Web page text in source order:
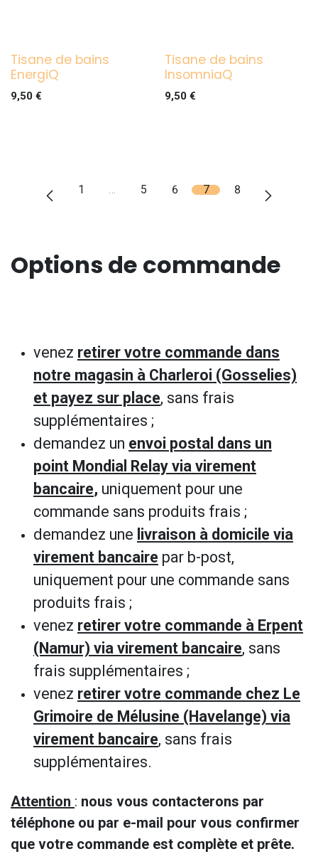
Tisane de bains
EnergiQ
9,50 €
Tisane de bains
InsomniaQ
9,50€
1 5 6 7 8
Options de commande
venez retirer votre commande dans
notre magasin à Charleroi (Gosselies)
et payez sur place, sans frais
supplémentaires ;
demandez un envoi postal dans un
point Mondial Relay via virement
bancaire, uniquement pour une
commande sans produits frais ;
demandez une livraison à domicile via
virement bancaire par b-post,
uniquement pour une commande sans
produits frais ;
venez retirer votre commande à Erpent
(Namur) via virement bancaire, sans
frais supplémentaires ;
venez retirer votre commande chez Le
Grimoire de Mélusine (Havelange) via
virement bancaire, sans frais
supplémentaires.
Attention : nous vous contacterons par
téléphone ou par e-mail pour vous confirmer
que votre commande est complète et prête.